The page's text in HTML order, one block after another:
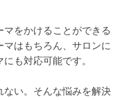
をかけることができる
マはもちろん、サロンに
も対応可能です。
ない。そんな悩みを解決